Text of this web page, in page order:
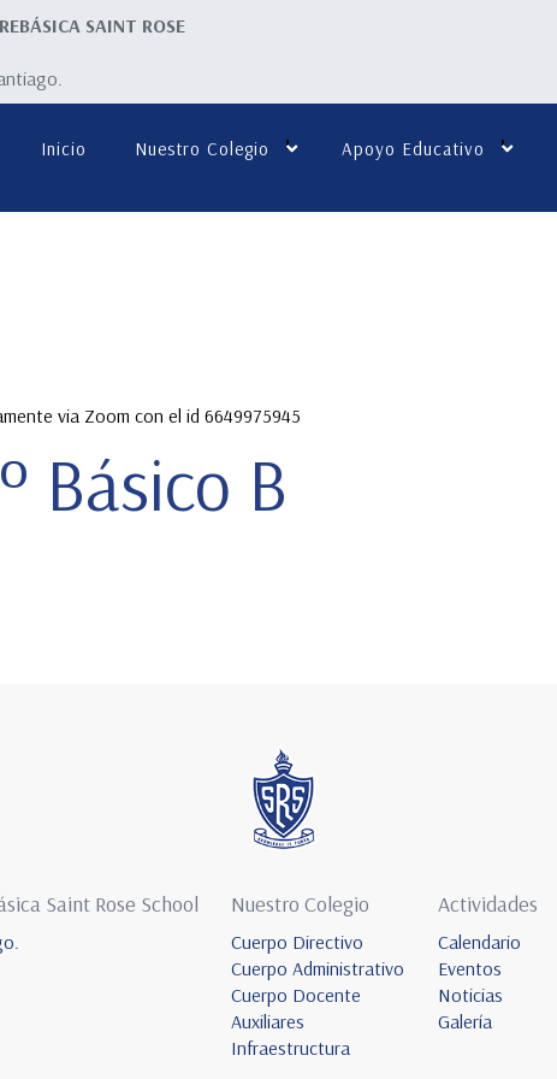
SAINT ROSE
Inicio Nuestro Colegio Apoyo Educativo
via Zoom con el id 6649975945
Básico B
Saint Rose School Nuestro Colegio
Cuerpo Directivo
Cuerpo Administrativo
Cuerpo Docente
Auxiliares
Infraestructura
Actividades
Calendario
Eventos
Noticias
Galería